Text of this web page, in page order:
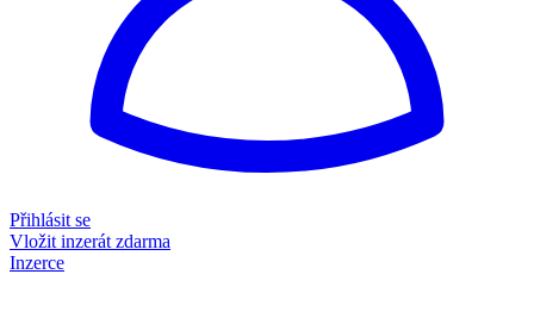
Přihlásit se
Vložit inzerát zdarma
Inzerce